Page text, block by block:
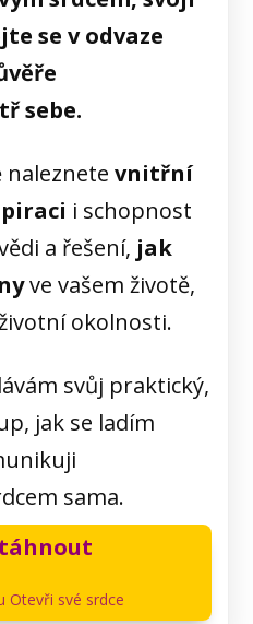
se v odvaze
sebe.
naleznete vnitřní
i schopnost
a řešení, jak
ve vašem životě,
okolnosti.
svůj praktický,
jak se ladím
sama.
Otevři své srdce